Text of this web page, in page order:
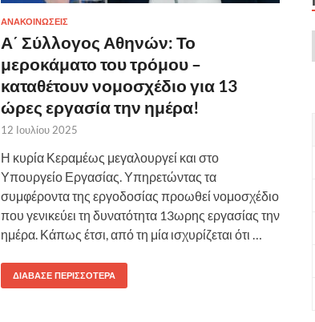
ΑΝΑΚΟΙΝΩΣΕΙΣ
Α΄ Σύλλογος Αθηνών: Το
μεροκάματο του τρόμου –
καταθέτουν νομοσχέδιο για 13
ώρες εργασία την ημέρα!
12 Ιουλίου 2025
Η κυρία Κεραμέως μεγαλουργεί και στο
Υπουργείο Εργασίας. Υπηρετώντας τα
συμφέροντα της εργοδοσίας προωθεί νομοσχέδιο
που γενικεύει τη δυνατότητα 13ωρης εργασίας την
ημέρα. Κάπως έτσι, από τη μία ισχυρίζεται ότι …
ΔΙΆΒΑΣΕ ΠΕΡΙΣΣΌΤΕΡΑ